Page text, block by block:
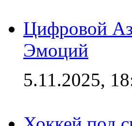
Цифровой
Эмоций
5.11.2025,